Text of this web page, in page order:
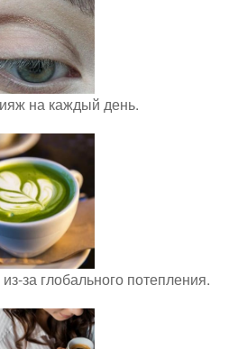
на каждый день.
за глобального потепления.